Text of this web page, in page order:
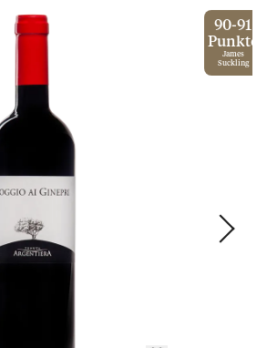
90-91
Punkte
James
Suckling